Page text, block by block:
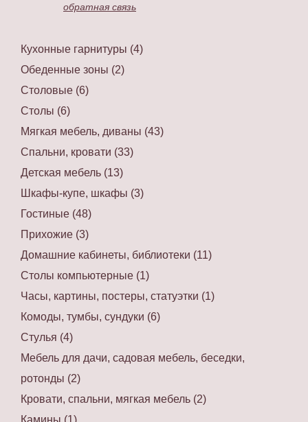
обратная связь
Кухонные гарнитуры (4)
Обеденные зоны (2)
Столовые (6)
Столы (6)
Мягкая мебель, диваны (43)
Спальни, кровати (33)
Детская мебель (13)
Шкафы-купе, шкафы (3)
Гостиные (48)
Прихожие (3)
Домашние кабинеты, библиотеки (11)
Столы компьютерные (1)
Часы, картины, постеры, статуэтки (1)
Комоды, тумбы, сундуки (6)
Стулья (4)
Мебель для дачи, садовая мебель, беседки,
ротонды (2)
Кровати, спальни, мягкая мебель (2)